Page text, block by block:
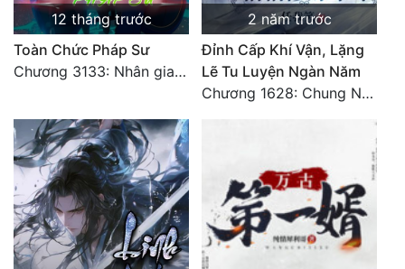
12 tháng trước
Toàn Chức Pháp Sư
Chương 3133: Nhân gian, không thể trêu vào
2 năm trước
Đỉnh Cấp Khí Vận, Lặng
Lẽ Tu Luyện Ngàn Năm
Chương 1628: Chung Nguyên Chí Cao (2)